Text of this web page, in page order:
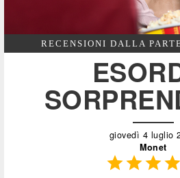
RECENSIONI DALLA
giovedì 4 luglio
Monet
